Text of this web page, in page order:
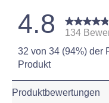
4.8
134
32 von 34 (94%) der
Produkt
Produktbewertungen